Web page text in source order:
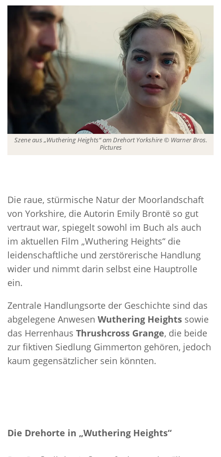
Szene aus „Wuthering Heights“ am Drehort Yorkshire © Warner Bros.
Pictures
Die raue, stürmische Natur der Moorlandschaft
von Yorkshire, die Autorin Emily Brontë so gut
vertraut war, spiegelt sowohl im Buch als auch
im aktuellen Film „Wuthering Heights“ die
leidenschaftliche und zerstörerische Handlung
wider und nimmt darin selbst eine Hauptrolle
ein.
Zentrale Handlungsorte der Geschichte sind das
abgelegene Anwesen Wuthering Heights sowie
das Herrenhaus Thrushcross Grange, die beide
zur fiktiven Siedlung Gimmerton gehören, jedoch
kaum gegensätzlicher sein könnten.
Die Drehorte in „Wuthering Heights“